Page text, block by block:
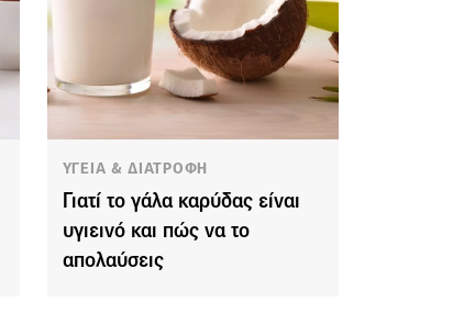
ΥΓΕΙΑ & ΔΙΑΤΡΟΦΗ
Γιατί το γάλα καρύδας είναι
υγιεινό και πώς να το
απολαύσεις